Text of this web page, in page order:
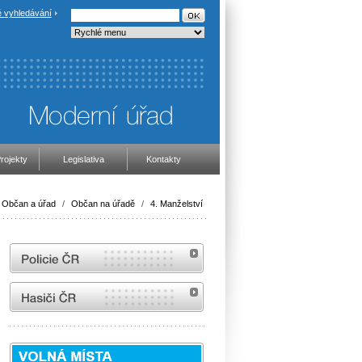
vyhledávání
Legislativa Kontakty
Občan a úřad / Občan na úřadě / 4. Manželství
internetové stránky Policie ČR
internetové stránky Hasiči ČR